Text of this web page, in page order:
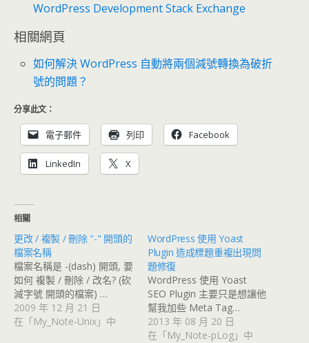
WordPress Development Stack Exchange
相關網頁
如何解決 WordPress 自動將兩個減號轉換為破折
號的問題？
分享此文：
電子郵件 列印 Facebook
LinkedIn X
相關
更改 / 複製 / 刪除 "-" 開頭的
檔案名稱
檔案名稱是 -(dash) 開頭, 要
如何 複製 / 刪除 / 改名? (砍
減字號 開頭的檔案) …
2009 年 12 月 21 日
在「My_Note-Unix」中
WordPress 使用 Yoast
Plugin 造成標題重複出現問
題修復
WordPress 使用 Yoast
SEO Plugin 主要只是想讓他
幫我加些 Meta Tag…
2013 年 08 月 20 日
在「My_Note-pLog」中